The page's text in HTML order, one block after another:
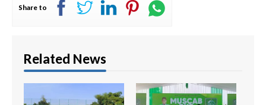
Share to
Related News